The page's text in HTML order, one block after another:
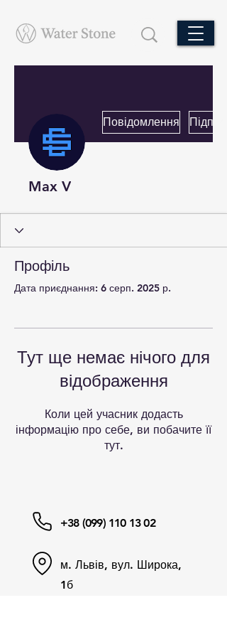
Повідомлення
Max V
Профіль
Дата приєднання: 6 серп. 2025 р.
Тут ще немає нічого для
відображення
Коли цей учасник додасть
інформацію про себе, ви побачите її
тут.
+38 (099)110 13 02
м. Львів, вул. Широка,
1б